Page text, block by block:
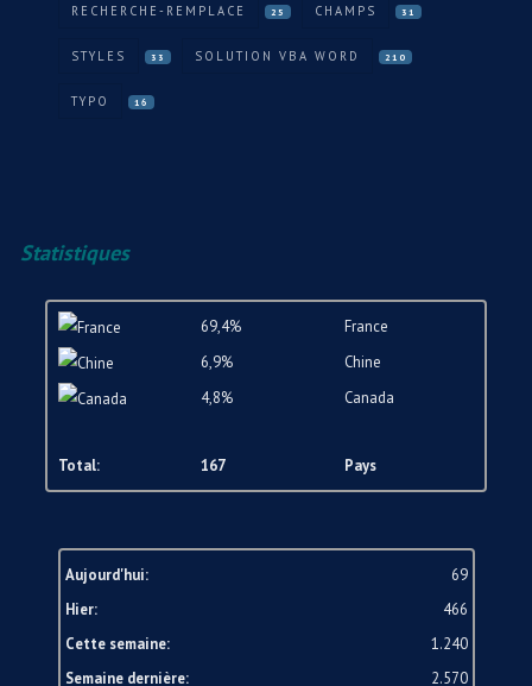
RECHERCHE-REMPLACE 25 CHAMPS 31
STYLES 33 SOLUTION VBA WORD 210
TYPO 16
Statistiques
69,4%
France
6,9%
Chine
4,8%
Canada
Total: 167 Pays
Aujourd'hui:
69
Hier:
466
Cette semaine:
1.240
Semaine dernière:
2.570